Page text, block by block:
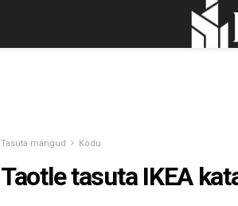
Tasuta mängud Kodu
Taotle tasuta IKEA